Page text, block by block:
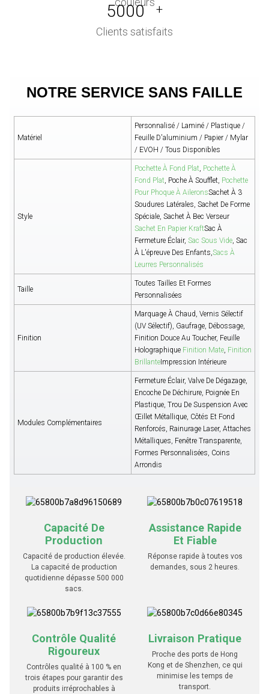
5000 +
Clients satisfaits
NOTRE SERVICE SANS FAILLE
Matériel
Personnalisé / Laminé / Plastique /
Feuille D'aluminium / Papier / Mylar
/ EVOH / Tous Disponibles
Style
Pochette À Fond Plat Pochette À
Fond Plat , Poche À Soufflet, Pochette
Pour Phoque À AileronsSachet À 3
Soudures Latérales, Sachet De Forme
Spéciale, Sachet À Bec Verseur
Sachet En Papier KraftSac À
Fermeture Éclair, Sac Sous Vide, Sac
À L'épreuve Des Enfants, Sacs À
Leurres Personnalisés
Taille
Toutes Tailles Et Formes
Personnalisées
Finition
Marquage À Chaud, Vernis Sélectif
(UV Sélectif), Gaufrage, Débossage,
Finition Douce Au Toucher, Feuille
Holographique Finition Mate, Finition
BrillanteImpression Intérieure
Modules Complémentaires
Fermeture Éclair, Valve De Dégazage,
Encoche De Déchirure, Poignée En
Plastique, Trou De Suspension Avec
Œillet Métallique, Côtés Et Fond
Renforcés, Rainurage Laser, Attaches
Métalliques, Fenêtre Transparente,
Formes Personnalisées, Coins
Arrondis
Capacité De
Production
Capacité de production élevée.
La capacité de production
quotidienne dépasse 500 000
sacs.
Assistance Rapide
Et Fiable
Réponse rapide à toutes vos
demandes, sous 2 heures.
Contrôle Qualité
Rigoureux
Contrôles qualité à 100 % en
trois étapes pour garantir des
produits irréprochables à
Livraison Pratique
Proche des ports de Hong
Kong et de Shenzhen, ce qui
minimise les temps de
transport.